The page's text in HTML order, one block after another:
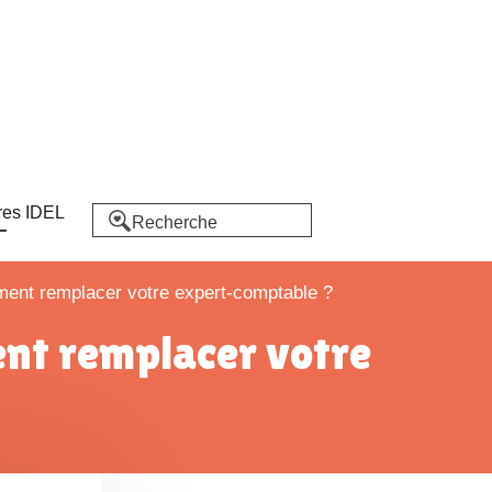
IDEL
remplacer votre expert-comptable ?